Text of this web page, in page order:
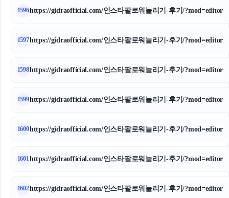
1596https://gidraofficial.com/인스타팔로워늘리기-후기/?mod=editor
1597https://gidraofficial.com/인스타팔로워늘리기-후기/?mod=editor
1598https://gidraofficial.com/인스타팔로워늘리기-후기/?mod=editor
1599https://gidraofficial.com/인스타팔로워늘리기-후기/?mod=editor
1600https://gidraofficial.com/인스타팔로워늘리기-후기/?mod=editor
1601https://gidraofficial.com/인스타팔로워늘리기-후기/?mod=editor
1602https://gidraofficial.com/인스타팔로워늘리기-후기/?mod=editor